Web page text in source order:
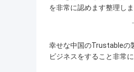
を非常に認めます整理し
幸せな中国のTrustableの
ビジネスをすること非常に